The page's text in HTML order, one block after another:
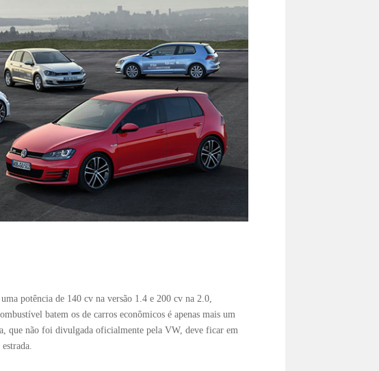
potência de 140 cv na versão 1.4 e 200 cv na 2.0,
batem os de carros econômicos é apenas mais um
que não foi divulgada oficialmente pela VW, deve ficar em